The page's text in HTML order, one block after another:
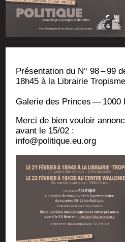
Pré­sen­ta­tion du N° 98 – 99
18h45 à la Librai­rie
Gale­rie des Princes — 1000
Mer­ci de bien vou­loir
avant le 15/02 :
info@politique.eu.org